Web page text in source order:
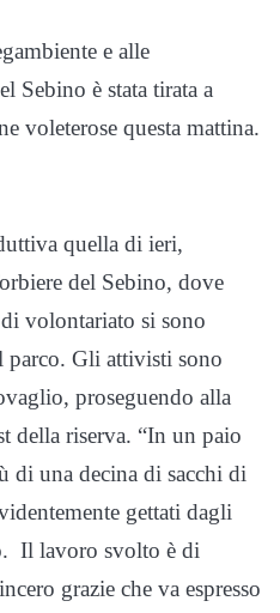
e alle
Sebino è stata tirata a
voleterose questa mattina.
quella di ieri,
del Sebino, dove
volontariato si sono
parco. Gli attivisti sono
proseguendo alla
della riserva. “In un paio
di una decina di sacchi di
gettati dagli
Il lavoro svolto è di
grazie che va espresso